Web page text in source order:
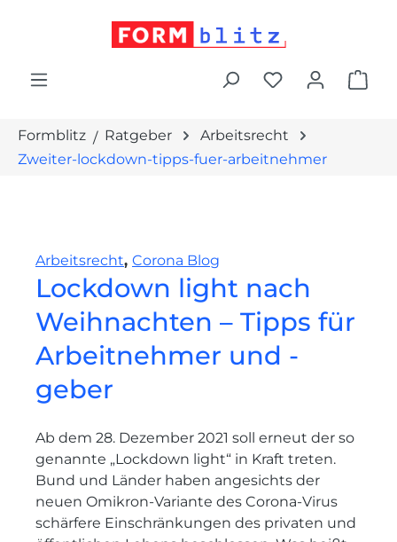
Formblitz Ratgeber
Arbeitsrecht
Zweiter-lockdown-tipps-fuer-arbeitnehmer
Arbeitsrecht, Corona Blog
Lockdown light nach
Weihnachten – Tipps für
Arbeitnehmer und -
geber
Ab dem 28. Dezember 2021 soll erneut der so
genannte „Lockdown light“ in Kraft treten.
Bund und Länder haben angesichts der
neuen Omikron-Variante des Corona-Virus
schärfere Einschränkungen des privaten und